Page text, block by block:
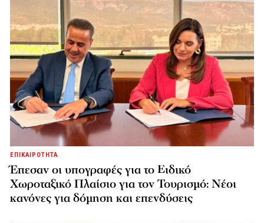
ΕΠΙΚΑΙΡΟΤΗΤΑ
Έπεσαν οι υπογραφές για το Ειδικό
Χωροταξικό Πλαίσιο για τον Τουρισμό: Νέοι
κανόνες για δόμηση και επενδύσεις